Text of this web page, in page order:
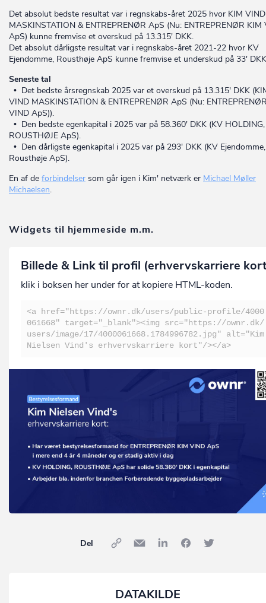
Det absolut bedste resultat var i regnskabs-året 2025 hvor KIM VIND
MASKINSTATION & ENTREPRENØR ApS (Nu: ENTREPRENØR KIM
ApS) kunne fremvise et overskud på 13.315' DKK.
Det absolut dårligste resultat var i regnskabs-året 2021-22 hvor KV
Ejendomme, Rousthøje ApS kunne fremvise et underskud på 33'
Seneste tal
• Det bedste årsregnskab 2025 var et overskud på 13.315' DKK
VIND MASKINSTATION & ENTREPRENØR ApS (Nu:
VIND ApS)).
• Den bedste egenkapital i 2025 var på 58.360' DKK (KV HOLDING,
ROUSTHØJE ApS).
• Den dårligste egenkapital i 2025 var på 293' DKK (KV Ejendomme,
Rousthøje ApS).
En af de forbindelser som går igen i Kim' netværk er Michael Møller
Michaelsen.
Widgets til hjemmeside m.m.
Billede & Link til profil (erhvervskarriere
klik i boksen her under for at kopiere HTML-koden.
<a href="https://ownr.dk/users/public-profile/4000
061668" target="_blank"><img src="https://ownr.dk/
users/image/17/4000061668.1784996782.jpg" alt="Kim
Nielsen Vind's erhvervskarriere kort"/></a>
Del
DATAKILDE